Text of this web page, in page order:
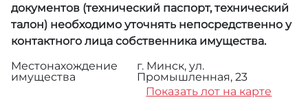
документов (технический паспорт, технический
талон) необходимо уточнять непосредственно у
контактного лица собственника имущества.
Местонахождение
имущества
г. Минск, ул.
Промышленная, 23
Показать лот на карте